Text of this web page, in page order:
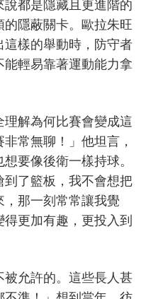
都是隱藏且更進階的
隱蔽關卡。歐拉朱旺
樣的舉動時，防守者
輕易靠著運動能力拿
解為何比賽會變成這
常無聊！」他坦言，
要像後衛一樣持球。
了籃板，我不會想把
那一刻常常讓我覺
更加有趣，更投入到
允許的。這些長人甚